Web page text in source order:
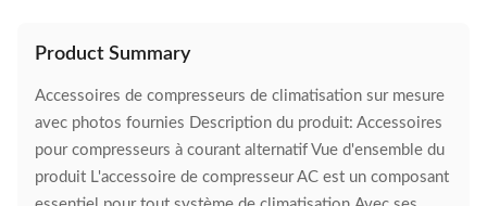
Product Summary
Accessoires de compresseurs de climatisation sur mesure
avec photos fournies Description du produit: Accessoires
pour compresseurs à courant alternatif Vue d'ensemble du
produit L'accessoire de compresseur AC est un composant